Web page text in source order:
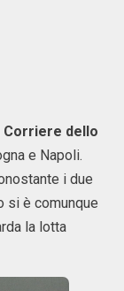
Corriere dello
e Napoli.
i due
si è comunque
la lotta